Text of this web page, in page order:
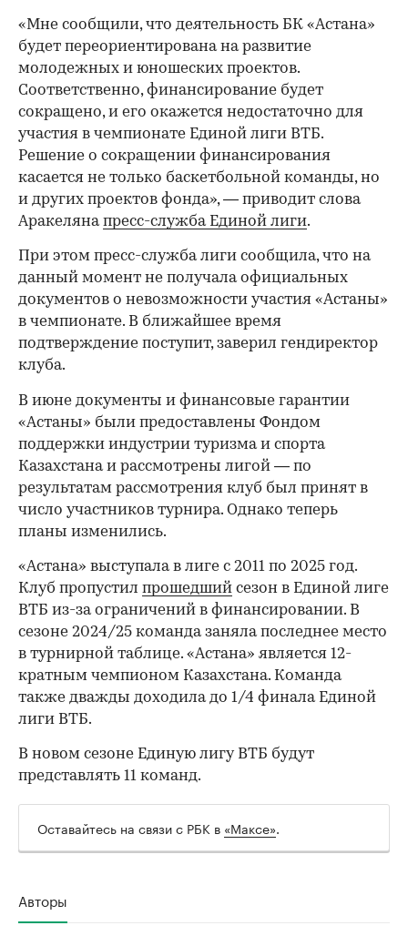
«Мне сообщили, что деятельность БК «Астана»
будет переориентирована на развитие
молодежных и юношеских проектов.
Соответственно, финансирование будет
сокращено, и его окажется недостаточно для
участия в чемпионате Единой лиги ВТБ.
Решение о сокращении финансирования
касается не только баскетбольной команды, но
и других проектов фонда», — приводит слова
Аракелянапресс-служба Единой лиги.
При этом пресс-служба лиги сообщила, что на
данный момент не получала официальных
документов о невозможности участия «Астаны»
в чемпионате. В ближайшее время
подтверждение поступит, заверил гендиректор
клуба.
00:00
В июне документы и финансовые гарантии
«Астаны» были предоставлены Фондом
поддержки индустрии туризма и спорта
Казахстана и рассмотрены лигой — по
результатам рассмотрения клуб был принят в
число участников турнира. Однако теперь
планы изменились.
«Астана» выступала в лиге с 2011 по 2025 год.
Клуб пропустил прошедший сезон в Единой лиге
ВТБ из-за ограничений в финансировании. В
сезоне 2024/25 команда заняла последнее место
в турнирной таблице. «Астана» является 12-
кратным чемпионом Казахстана. Команда
также дважды доходила до 1/4 финала Единой
лиги ВТБ.
В новом сезоне Единую лигу ВТБ будут
представлять 11 команд.
Оставайтесь на связи с РБК в «Максе».
Авторы